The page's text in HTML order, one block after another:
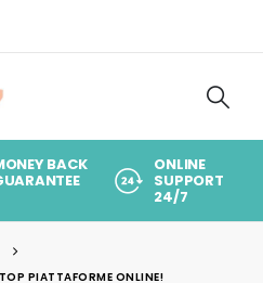
BACK ONLINE
SUPPORT
24/7
PIATTAFORME ONLINE!